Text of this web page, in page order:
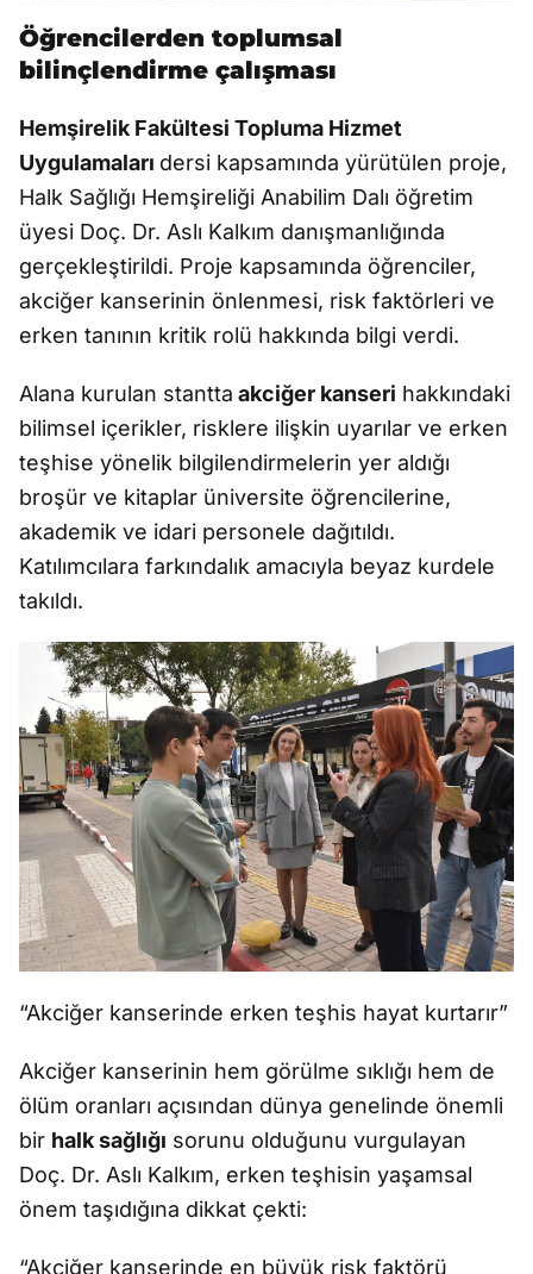
Öğrencilerden toplumsal
bilinçlendirme çalışması
Hemşirelik Fakültesi Topluma Hizmet
Uygulamaları dersi kapsamında yürütülen proje,
Halk Sağlığı Hemşireliği Anabilim Dalı öğretim
üyesi Doç. Dr. Aslı Kalkım danışmanlığında
gerçekleştirildi. Proje kapsamında öğrenciler,
akciğer kanserinin önlenmesi, risk faktörleri ve
erken tanının kritik rolü hakkında bilgi verdi.
Alana kurulan stantta akciğer kanseri hakkındaki
bilimsel içerikler, risklere ilişkin uyarılar ve erken
teşhise yönelik bilgilendirmelerin yer aldığı
broşür ve kitaplar üniversite öğrencilerine,
akademik ve idari personele dağıtıldı.
Katılımcılara farkındalık amacıyla beyaz kurdele
takıldı.
“Akciğer kanserinde erken teşhis hayat kurtarır”
Akciğer kanserinin hem görülme sıklığı hem de
ölüm oranları açısından dünya genelinde önemli
bir halk sağlığı sorunu olduğunu vurgulayan
Doç. Dr. Aslı Kalkım, erken teşhisin yaşamsal
önem taşıdığına dikkat çekti:
“Akciğer kanserinde en büyük risk faktörü